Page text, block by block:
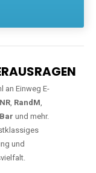
an Einweg E-
, RandM,
und mehr.
und